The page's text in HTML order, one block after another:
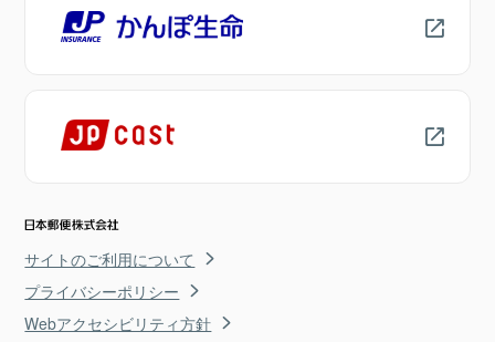
サイトのご利用について
プライバシーポリシー
Webアクセシビリティ方針